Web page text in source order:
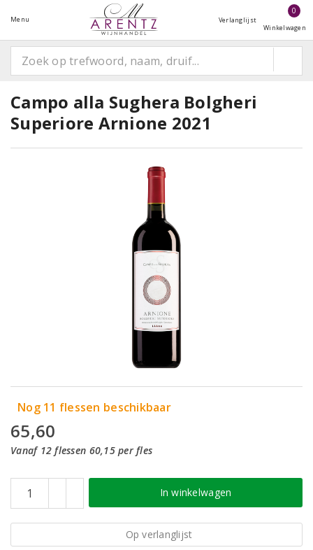
Menu Verlanglijst
0
Winkelwagen
Campo alla Sughera Bolgheri
Superiore Arnione 2021
Nog 11 flessen beschikbaar
65,60
Vanaf 12 flessen 60,15 per fles
In winkelwagen
Op verlanglijst